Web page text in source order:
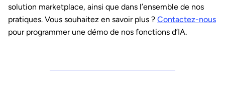
solution marketplace, ainsi que dans l’ensemble de nos
pratiques. Vous souhaitez en savoir plus ? Contactez-nous
pour programmer une démo de nos fonctions d’IA.